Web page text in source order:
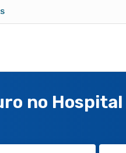
no Hospital